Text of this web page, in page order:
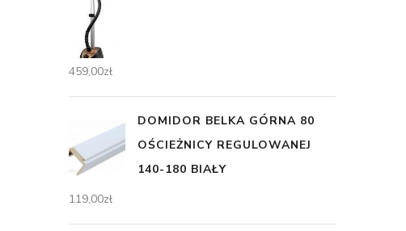
459,00zł
DOMIDOR BELKA GÓRNA 80
OŚCIEŻNICY REGULOWANEJ
140-180 BIAŁY
119,00zł